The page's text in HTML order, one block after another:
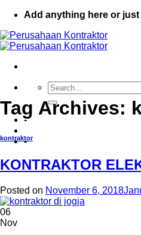
Add anything here or just
-
-
Tag Archives:
kontraktor
KONTRAKTOR
Posted on November 6, 2018
06
Nov